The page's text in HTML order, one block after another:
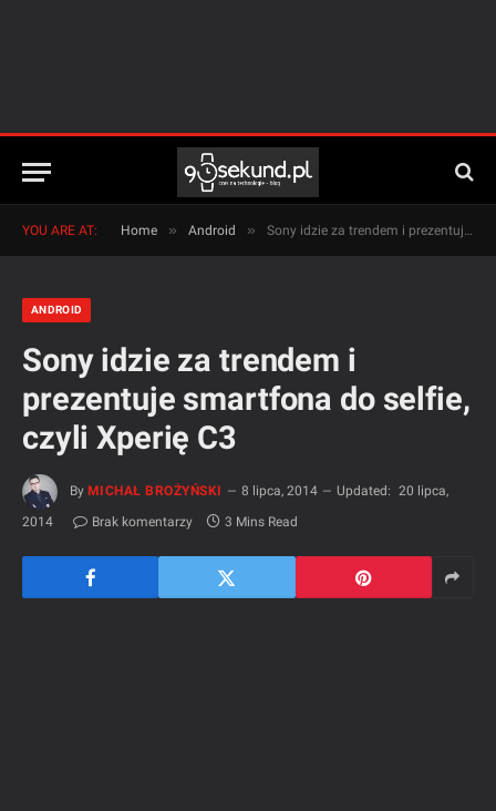
YOU ARE AT: Home » Android » Sony idzie za trendem i prezentuje smartfona do selfie, czyli Xperię C3
ANDROID
Sony idzie za trendem i
prezentuje smartfona do selfie,
czyli Xperię C3
By MICHAŁ BROŻYŃSKI 8 lipca, 2014 Updated: 20 lipca,
2014
Brak komentarzy 3 Mins Read